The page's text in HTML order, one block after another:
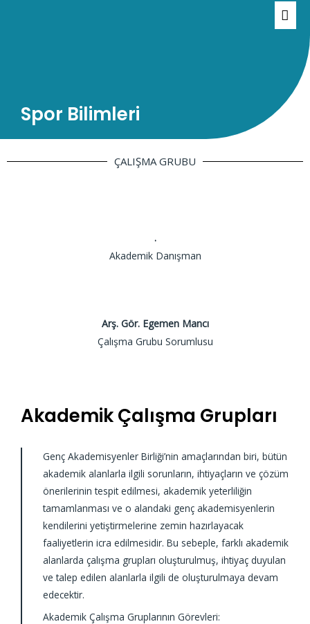
Spor Bilimleri
ÇALIŞMA GRUBU
.
Akademik Danışman
Arş. Gör. Egemen Mancı
Çalışma Grubu Sorumlusu
Akademik Çalışma Grupları
Genç Akademisyenler Birliği’nin amaçlarından biri, bütün
akademik alanlarla ilgili sorunların, ihtiyaçların ve çözüm
önerilerinin tespit edilmesi, akademik yeterliliğin
tamamlanması ve o alandaki genç akademisyenlerin
kendilerini yetiştirmelerine zemin hazırlayacak
faaliyetlerin icra edilmesidir. Bu sebeple, farklı akademik
alanlarda çalışma grupları oluşturulmuş, ihtiyaç duyulan
ve talep edilen alanlarla ilgili de oluşturulmaya devam
edecektir.
Akademik Çalışma Gruplarının Görevleri: